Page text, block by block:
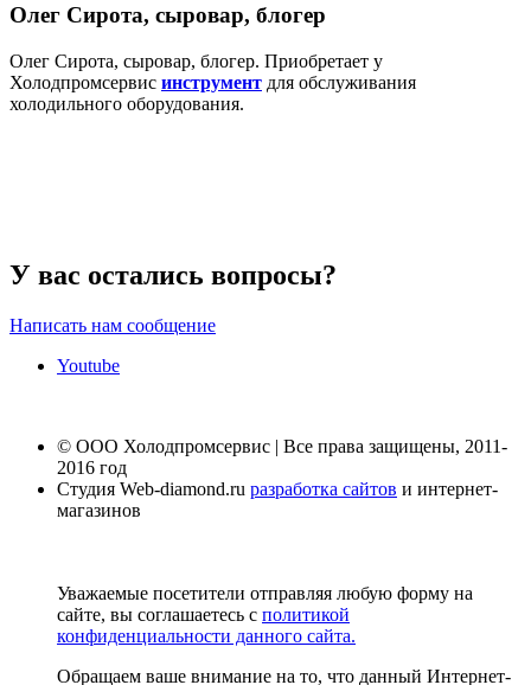
Олег Сирота, сыровар, блогер
Олег Сирота, сыровар, блогер. Приобретает у
Холодпромсервис инструмент для обслуживания
холодильного оборудования.
У вас остались вопросы?
Написать нам сообщение
Youtube
© ООО Холодпромсервис | Все права защищены, 2011-
2016 год
Студия Web-diamond.ru разработка сайтов и интернет-
магазинов
Уважаемые посетители отправляя любую форму на
сайте, вы соглашаетесь с политикой
конфиденциальности данного сайта.
Обращаем ваше внимание на то, что данный Интернет-